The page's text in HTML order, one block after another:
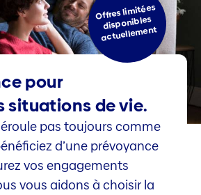
Offres limitées
disponibles
actuellement
pour
situations de vie.
pas toujours comme
d’une prévoyance
vos engagements
vous aidons à choisir la